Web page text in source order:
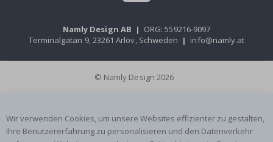
Namly Design AB | ORG: 559216-9097
Terminalgatan 9, 23261 Arlöv, Schweden | info@namly.at
© Namly Design 2026
Wir verwenden Cookies, um unsere Websites effizienter zu gestalten,
Ihre Benutzererfahrung zu personalisieren und den Datenverkehr